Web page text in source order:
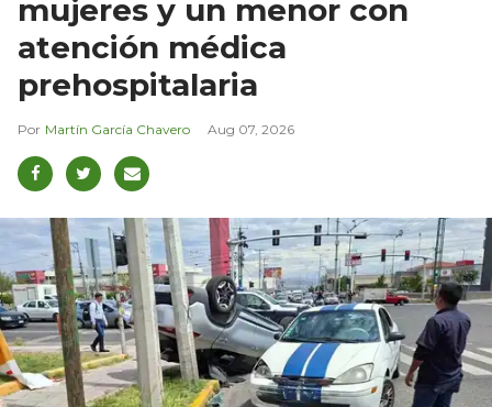
mujeres y un menor con
atención médica
prehospitalaria
Martín García Chavero Aug 07, 2026